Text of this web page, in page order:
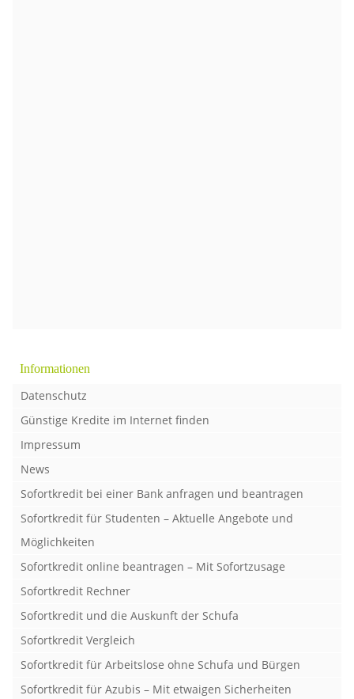
Informationen
Datenschutz
Günstige Kredite im Internet finden
Impressum
News
Sofortkredit bei einer Bank anfragen und beantragen
Sofortkredit für Studenten – Aktuelle Angebote und
Möglichkeiten
Sofortkredit online beantragen – Mit Sofortzusage
Sofortkredit Rechner
Sofortkredit und die Auskunft der Schufa
Sofortkredit Vergleich
Sofortkredit für Arbeitslose ohne Schufa und Bürgen
Sofortkredit für Azubis – Mit etwaigen Sicherheiten